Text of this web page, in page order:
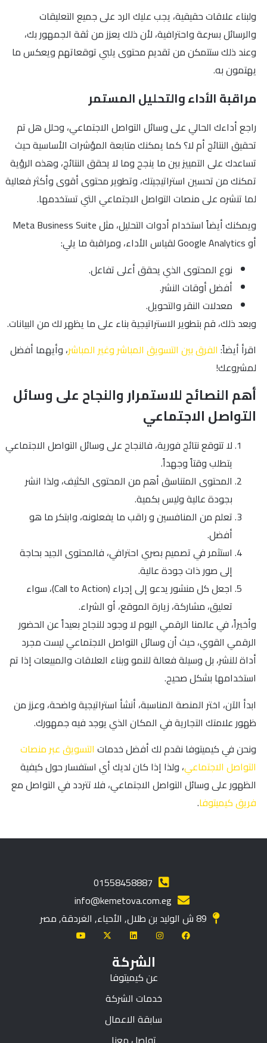
ولبناء علاقات حقيقية، يجب عليك الرد على جميع التعليقات
والرسائل بسرعة واحترافية، لأن ذلك يعزز من ثقة الجمهور بك،
وعند ذلك ستتمكن من تقديم محتوى يلبي توقعاتهم ويعكس ما
يهتمون به.
مراقبة الأداء والتحليل المستمر
راجع أداءك الحالي على وسائل التواصل الاجتماعي، وحلل هل تم
تحقيق النتائج أم لا؟ كما يمكنك متابعة المؤشرات الأساسية حيث
تساعدك على التمييز بين ما ينجح وما لا يحقق النتائج، وهذه الرؤية
تمكنك من تحسين استراتيجيتك، وتطوير محتوى أقوى وأكثر فعالية
لما تنشره على منصات التواصل الاجتماعي التي تستخدمها.
ويمكنك أيضاً استخدام أدوات التحليل، مثل Meta Business Suite
أو Google Analytics لقياس الأداء، ومراقبة ما يلي:
نوع المحتوى الذي يحقق أعلى تفاعل.
أفضل أوقات النشر.
معدلات النقر والتحويل.
وبعد ذلك، قم بتطوير الاستراتيجية بناء على ما يظهر لك من البيانات.
اقرأ أيضاً: الفرق بين التسويق المباشر وغير المباشر، وأيهما أفضل
لمشروعك!
أهم النصائح للاستمرار والنجاح على وسائل
التواصل الاجتماعي
لا تتوقع نتائج فورية، فالنجاح على وسائل التواصل الاجتماعي
يتطلب وقتاً وجهداً.
المحتوى المتناسق أهم من المحتوى الكثيف، ولذا انشر
بجودة عالية وليس بكمية.
تعلم من المنافسين و راقب ما يفعلونه، وابتكر ما هو
أفضل.
استثمر في تصميم بصري احترافي، فالمحتوى الجيد بحاجة
إلى صور ذات جودة عالية.
اجعل كل منشور يدعو إلى إجراء (Call to Action)، سواء
تعليق، مشاركة، زيارة الموقع، أو الشراء.
وأخيراً، في عالمنا الرقمي اليوم لا وجود للنجاح بعيداً عن الحضور
الرقمي القوي، حيث أن وسائل التواصل الاجتماعي ليست مجرد
أداة للنشر، بل وسيلة فعالة للنمو وبناء العلاقات والمبيعات إذا تم
استخدامها بشكل صحيح.
ابدأ الآن، اختر المنصة المناسبة، أنشأ استراتيجية واضحة، وعزز من
ظهور علامتك التجارية في المكان الذي يوجد فيه جمهورك.
ونحن في كيميتوفا نقدم لك أفضل خدمات التسويق عبر منصات
التواصل الاجتماعي، ولذا إذا كان لديك أي استفسار حول كيفية
الظهور على وسائل التواصل الاجتماعي، فلا تتردد في التواصل مع
فريق كيميتوفا.
01558458887
info@kemetova.com.eg
89 ش الوليد بن طلال, الأحياء, الغردقة, مصر
الشركة
عن كيميتوفا
خدمات الشركة
سابقة الاعمال